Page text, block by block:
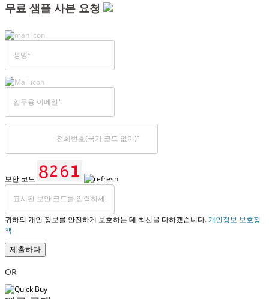
무료 샘플 사본 요청
보안 코드
귀하의 개인 정보를 안전하게 보호하는 데 최선을 다하겠습니다.개인정보 보호정
책
제출하다
OR